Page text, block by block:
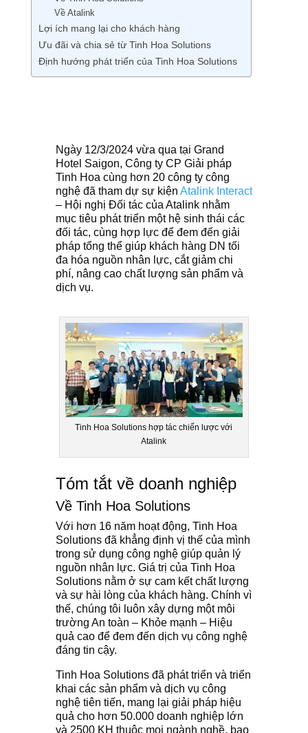
Về Atalink
Lợi ích mang lại cho khách hàng
Ưu đãi và chia sẻ từ Tinh Hoa Solutions
Định hướng phát triển của Tinh Hoa Solutions
Ngày 12/3/2024 vừa qua tại Grand
Hotel Saigon, Công ty CP Giải pháp
Tinh Hoa cùng hơn 20 công ty công
nghệ đã tham dự sự kiện Atalink Interact
– Hội nghị Đối tác của Atalink nhằm
mục tiêu phát triển một hệ sinh thái các
đối tác, cùng hợp lực để đem đến giải
pháp tổng thể giúp khách hàng DN tối
đa hóa nguồn nhân lực, cắt giảm chi
phí, nâng cao chất lượng sản phẩm và
dịch vụ.
Tinh Hoa Solutions hợp tác chiến lược với
Atalink
Tóm tắt về doanh nghiệp
Về Tinh Hoa Solutions
Với hơn 16 năm hoạt động, Tinh Hoa
Solutions đã khẳng định vị thế của mình
trong sử dụng công nghệ giúp quản lý
nguồn nhân lực. Giá trị của Tinh Hoa
Solutions nằm ở sự cam kết chất lượng
và sự hài lòng của khách hàng. Chính vì
thế, chúng tôi luôn xây dựng một môi
trường An toàn – Khỏe mạnh – Hiệu
quả cao để đem đến dịch vụ công nghệ
đáng tin cậy.
Tinh Hoa Solutions đã phát triển và triển
khai các sản phẩm và dịch vụ công
nghệ tiên tiến, mang lại giải pháp hiệu
quả cho hơn 50.000 doanh nghiệp lớn
và 2500 KH thuộc mọi ngành nghề, bao